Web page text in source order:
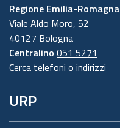
Regione Emilia-Romagna
Viale Aldo Moro, 52
40127 Bologna
Centralino 051 5271
Cerca telefoni o indirizzi
URP